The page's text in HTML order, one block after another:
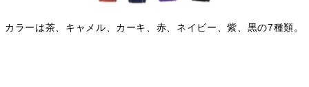
カラーは茶、キャメル、カーキ、赤、ネイビー、紫、黒の7種類。